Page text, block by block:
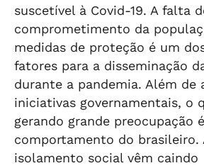
suscetível à Covid-19. A falta
comprometimento da
medidas de proteção é um
fatores para a disseminação
durante a pandemia. Além de
iniciativas governamentais, o
gerando grande preocupação
comportamento do brasileiro.
isolamento social vêm caindo